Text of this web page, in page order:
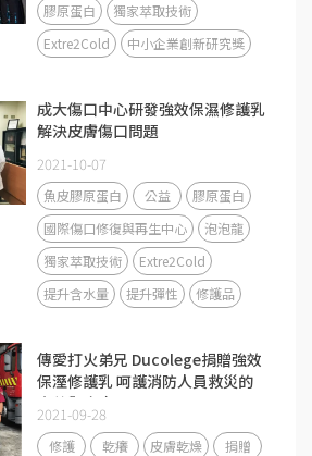
膠原蛋白
獨家萃取技術
Extre2Cold
中小企業創新研究獎
成大傷口中心研發強效保濕修護乳
解決皮膚傷口問題
2021-10-07
魚皮膠原蛋白 公益
膠原蛋白
國際傷口修復與再生中心
泡泡龍
獨家萃取技術
Extre2Cold
提升含水量
提升彈性 修護品
傳愛打火弟兄 Ducolege捐贈強效
保溼修護乳 呵護消防人員救災的
辛苦與疼痛
2021-09-28
修護 乾癢 皮膚乾燥
捐贈